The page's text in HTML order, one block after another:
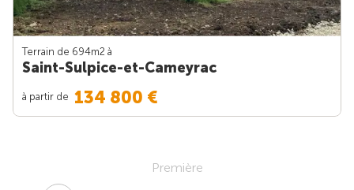
Terrain de 694m2 à
Saint-Sulpice-et-Cameyrac
à partir de 134 800 €
Première